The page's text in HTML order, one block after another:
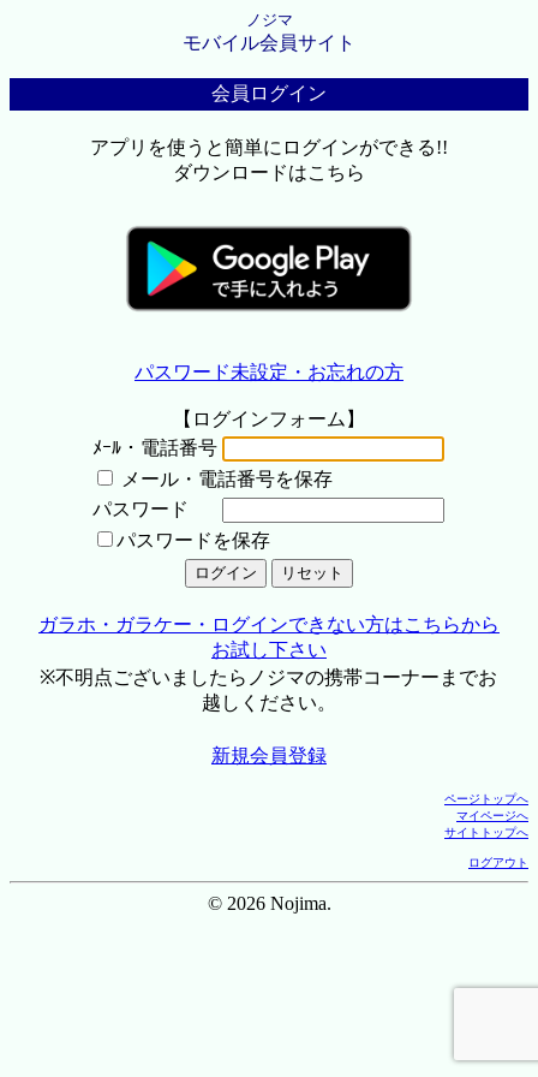
ノジマ
モバイル会員サイト
会員ログイン
アプリを使うと簡単にログインができる!!
ダウンロードはこちら
パスワード未設定・お忘れの方
【ログインフォーム】
ﾒｰﾙ・電話番号
メール・電話番号を保存
パスワード
パスワードを保存
ガラホ・ガラケー・ログインできない方はこちらから
お試し下さい
※不明点ございましたらノジマの携帯コーナーまでお
越しください。
新規会員登録
ページトップへ
マイページへ
サイトトップへ
ログアウト
© 2026 Nojima.